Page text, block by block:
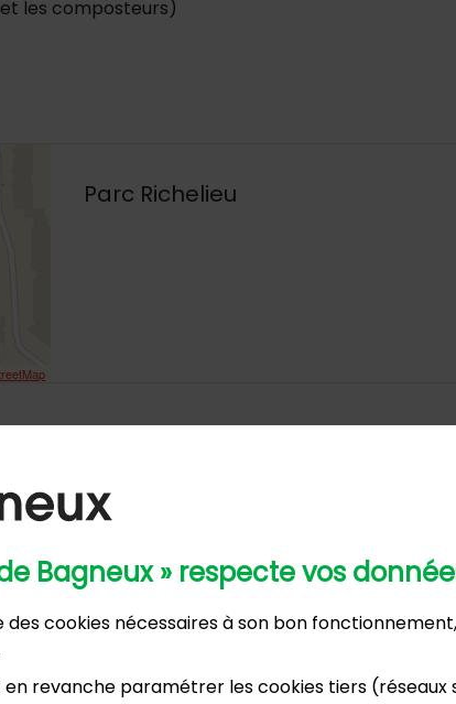
Bagneux » respecte vos
des cookies nécessaires à son bon
en revanche paramétrer les cookies tiers (réseaux
les composteurs)
Parc Richelieu
Henri Ravera - 92220 Bagneux
42 31 60 00